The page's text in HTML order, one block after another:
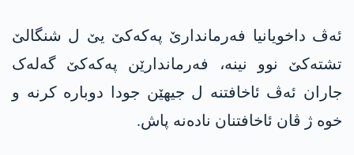
ئەڤ داخویانیا فەرماندارێ پەکەکێ یێ ل شنگالێ
تشتەکێ نوو نینە، فەرماندارێن پەکەکێ گەلەک
جاران ئەڤ ئاخافتنە ل جیهێن جودا دوبارە کرنە و
خوە ژ ڤان ئاخافتنان نادەنە پاش.